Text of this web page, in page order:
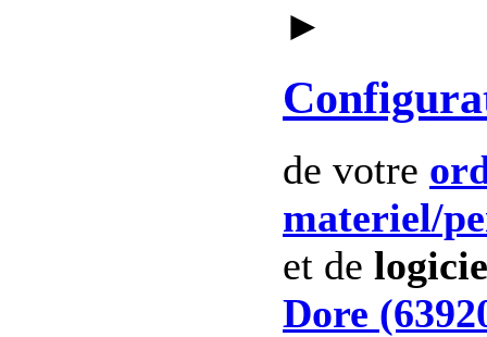
►
de votre
materiel/
et de
Dore